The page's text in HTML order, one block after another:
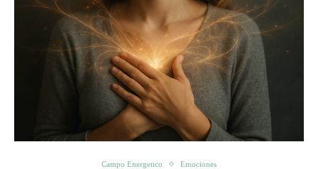
Campo Energetico Emociones